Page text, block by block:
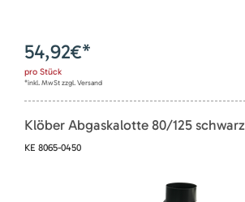
54,92€*
pro Stück
*inkl. MwSt zzgl. Versand
Klöber Abgaskalotte 80/125 schwarz
KE 8065-0450